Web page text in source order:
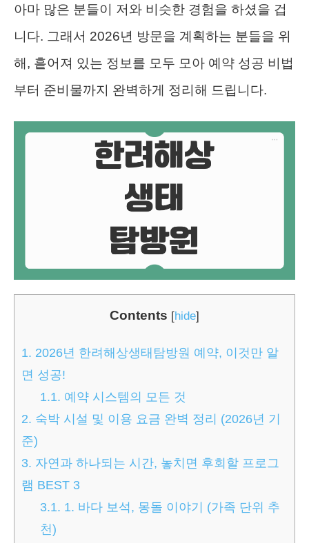
아마 많은 분들이 저와 비슷한 경험을 하셨을 겁
니다. 그래서 2026년 방문을 계획하는 분들을 위
해, 흩어져 있는 정보를 모두 모아 예약 성공 비법
부터 준비물까지 완벽하게 정리해 드립니다.
Contents [hide]
1. 2026년 한려해상생태탐방원 예약, 이것만 알
면 성공!
1.1. 예약 시스템의 모든 것
2. 숙박 시설 및 이용 요금 완벽 정리 (2026년 기
준)
3. 자연과 하나되는 시간, 놓치면 후회할 프로그
램 BEST 3
3.1. 1. 바다 보석, 몽돌 이야기 (가족 단위 추
천)